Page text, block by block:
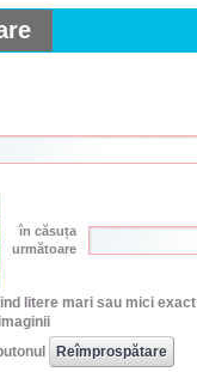
în căsuța
următoare
litere mari sau mici